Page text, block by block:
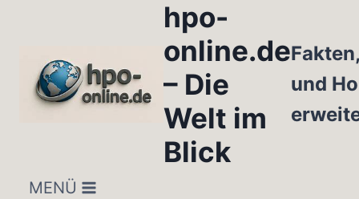
hpo-
online.de
– Die
Welt im
Blick
und
MENÜ